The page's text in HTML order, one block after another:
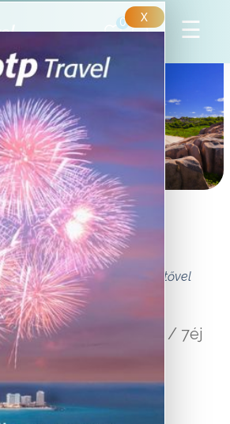
X
0
- AZ INDIAI-
magyar nyelvű idegenvezetővel
fő 10 nap / 7éj
és árak